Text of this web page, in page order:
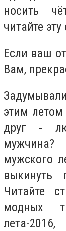
носить
читайте
Если ваш
Вам,
этим
друг -
мужского
выкинуть
Читайте
модных
лета-